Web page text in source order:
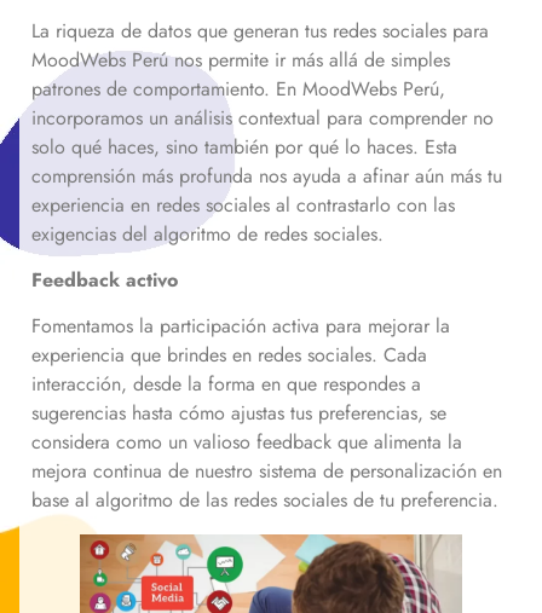
La riqueza de datos que generan tus redes sociales para
MoodWebs Perú nos permite ir más allá de simples
patrones de comportamiento. En MoodWebs Perú,
incorporamos un análisis contextual para comprender no
solo qué haces, sino también por qué lo haces. Esta
comprensión más profunda nos ayuda a afinar aún más tu
experiencia en redes sociales al contrastarlo con las
exigencias del algoritmo de redes sociales.
Feedback activo
Fomentamos la participación activa para mejorar la
experiencia que brindes en redes sociales. Cada
interacción, desde la forma en que respondes a
sugerencias hasta cómo ajustas tus preferencias, se
considera como un valioso feedback que alimenta la
mejora continua de nuestro sistema de personalización en
base al algoritmo de las redes sociales de tu preferencia.